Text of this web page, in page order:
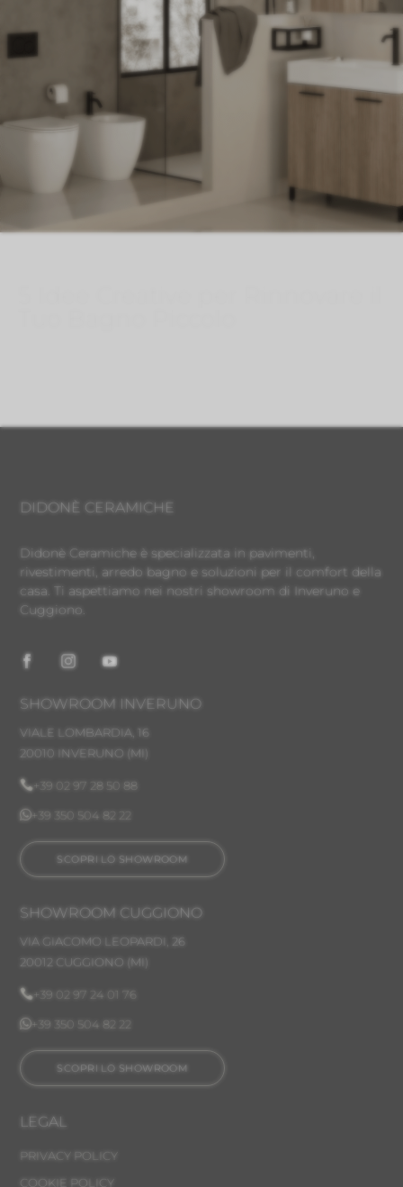
DIDONÈ CERAMICHE
Didonè Ceramiche è specializzata in pavimenti,
rivestimenti, arredo bagno e soluzioni per il comfort della
casa. Ti aspettiamo nei nostri showroom di Inveruno e
Cuggiono.
SHOWROOM INVERUNO
VIALE LOMBARDIA, 16
20010 INVERUNO (MI)
+39 02 97 28 50 88
+39 350 504 82 22
SCOPRI LO SHOWROOM
SHOWROOM CUGGIONO
VIA GIACOMO LEOPARDI, 26
20012 CUGGIONO (MI)
+39 02 97 24 01 76
+39 350 504 82 22
SCOPRI LO SHOWROOM
LEGAL
PRIVACY POLICY
COOKIE POLICY